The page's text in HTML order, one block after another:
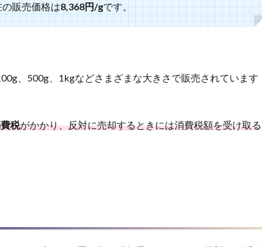
販売価格は8,368円/gです。
、500g、1kgなどさまざまな大きさで販売されています
税がかかり、反対に売却するときには消費税額を受け取る